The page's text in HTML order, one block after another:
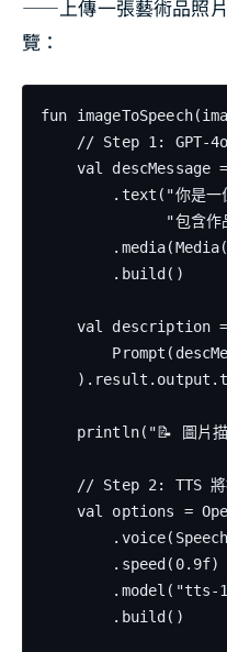
——上傳一張藝術品照
覽：
fun
// Step 1: GPT-4o
val descMessage
.text("你是一
"包含作
        .build()
val description
println("📝 圖片
// Step 2: TTS 將
val options =
.speed(0.9f)
.model("tts-
        .build()